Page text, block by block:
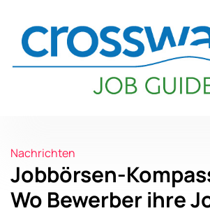
Nachrichten
Jobbörsen-
Wo Bewerber ihre